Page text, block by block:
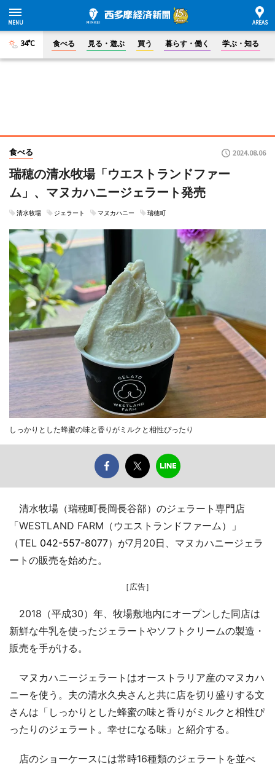
34°C 食べる 見る・遊ぶ 買う 暮らす・働く 学ぶ・知る
食べる 2024.08.06
瑞穂の清水牧場「ウエストランドファー
ム」、マヌカハニージェラート発売
清水牧場 ジェラート マヌカハニー 瑞穂町
しっかりとした蜂蜜の味と香りがミルクと相性ぴったり
清水牧場（瑞穂町長岡長谷部）のジェラート専門店
「WESTLAND FARM（ウエストランドファーム）」
（TEL 042-557-8077）が7月20日、マヌカハニージェラ
ートの販売を始めた。
［広告］
2018（平成30）年、牧場敷地内にオープンした同店は
新鮮な牛乳を使ったジェラートやソフトクリームの製造・
販売を手がける。
マヌカハニージェラートはオーストラリア産のマヌカハ
ニーを使う。夫の清水久央さんと共に店を切り盛りする文
さんは「しっかりとした蜂蜜の味と香りがミルクと相性ぴ
ったりのジェラート。幸せになる味」と紹介する。
店のショーケースには常時16種類のジェラートを並べ